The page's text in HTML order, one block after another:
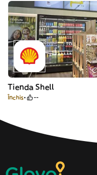
Tienda Shell
Închis --